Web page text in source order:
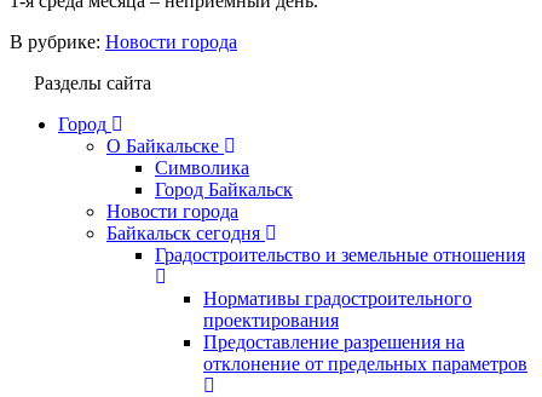
В рубрике: Новости города
Разделы сайта
Город
О Байкальске
Символика
Город Байкальск
Новости города
Байкальск сегодня
Градостроительство и земельные отношения
Нормативы градостроительного
проектирования
Предоставление разрешения на
отклонение от предельных параметров